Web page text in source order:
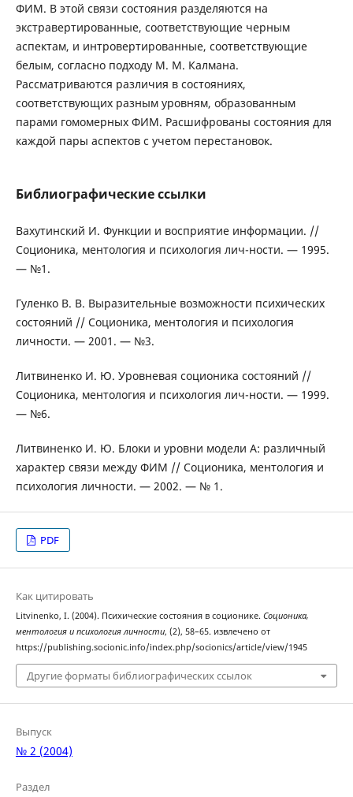
ФИМ. В этой связи состояния разделяются на
экстравертированные, соответствующие черным
аспектам, и интровертированные, соответствующие
белым, согласно подходу М. М. Калмана.
Рассматриваются различия в состояниях,
соответствующих разным уровням, образованным
парами гомомерных ФИМ. Расшифрованы состояния для
каждой пары аспектов с учетом перестановок.
Библиографические ссылки
Вахутинский И. Функции и восприятие информации. //
Соционика, ментология и психология лич-ности. — 1995.
— №1.
Гуленко В. В. Выразительные возможности психических
состояний // Соционика, ментология и психология
личности. — 2001. — №3.
Литвиненко И. Ю. Уровневая соционика состояний //
Соционика, ментология и психология лич-ности. — 1999.
— №6.
Литвиненко И. Ю. Блоки и уровни модели А: различный
характер связи между ФИМ // Соционика, ментология и
психология личности. — 2002. — № 1.
PDF
Как цитировать
Litvinenko, I. (2004). Психические состояния в соционике. Соционика,
ментология и психология личности, (2), 58–65. извлечено от
https://publishing.socionic.info/index.php/socionics/article/view/1945
Другие форматы библиографических ссылок
Выпуск
№ 2 (2004)
Раздел